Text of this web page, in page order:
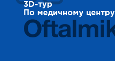
3D-тур
По медичному центру